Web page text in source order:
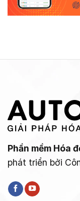
Phần mềm Hóa
phát triển bởi